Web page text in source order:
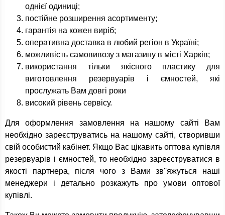
однієї одиниці;
постійне розширення асортименту;
гарантія на кожен виріб;
оперативна доставка в любий регіон в Україні;
можливість самовивозу з магазину в місті Харків;
використання тільки якісного пластику для
виготовлення резервуарів і ємностей, які
прослужать Вам довгі роки
високий рівень сервісу.
Для оформлення замовлення на нашому сайті Вам
необхідно зареєструватись на нашому сайті, створивши
свій особистий кабінет. Якщо Вас цікавить оптова купівля
резервуарів і ємностей, то необхідно зареєструватися в
якості партнера, після чого з Вами зв''яжуться наші
менеджери і детально розкажуть про умови оптової
купівлі.